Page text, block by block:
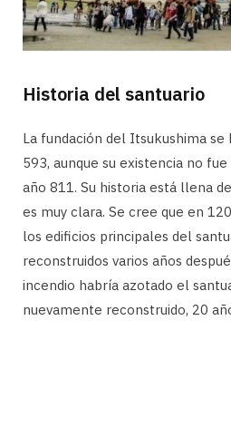
Historia del santuario
La fundación del Itsukushima se
593, aunque su existencia no
año 811. Su historia está llena
es muy clara. Se cree que en
los edificios principales del
reconstruidos varios años
incendio habría azotado el
nuevamente reconstruido, 20